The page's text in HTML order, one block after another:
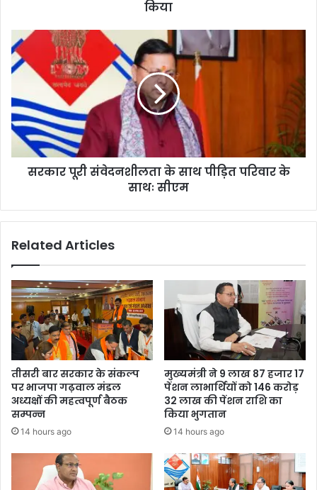
किया
सरकार पूरी संवेदनशीलता के साथ पीड़ित परिवार के
साथः सीएम
Related Articles
तीसरी बार सरकार के संकल्प
पर भाजपा गढ़वाल मंडल
अध्यक्षों की महत्वपूर्ण बैठक
सम्पन्न
14 hours ago
मुख्यमंत्री ने 9 लाख 87 हजार 17
पेंशन लाभार्थियों को 146 करोड़
32 लाख की पेंशन राशि का
किया भुगतान
14 hours ago